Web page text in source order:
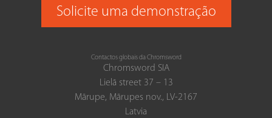
Solicite uma demonstração
Contactos globais da Chromsword
Chromsword SIA
Lielā street 37 – 13
Mārupe, Mārupes nov., LV-2167
Latvia